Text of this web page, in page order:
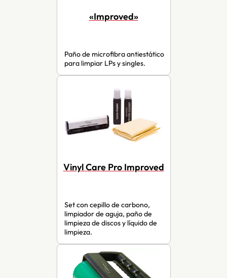
«Improved»
Paño de microfibra antiestático
para limpiar LPs y singles.
Vinyl Care Pro Improved
Set con cepillo de carbono,
limpiador de aguja, paño de
limpieza de discos y líquido de
limpieza.